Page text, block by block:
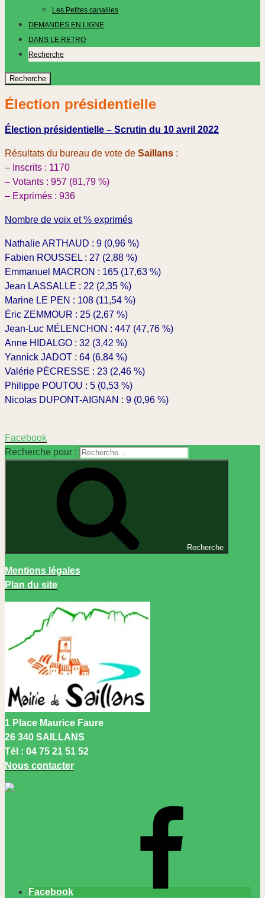
Les Petites canailles
DEMANDES EN LIGNE
DANS LE RETRO
Recherche
Recherche
Élection présidentielle
Élection présidentielle – Scrutin du 10 avril 2022
Résultats du bureau de vote de Saillans :
– Inscrits : 1170
– Votants : 957 (81,79 %)
– Exprimés : 936
Nombre de voix et % exprimés
Nathalie ARTHAUD : 9 (0,96 %)
Fabien ROUSSEL : 27 (2,88 %)
Emmanuel MACRON : 165 (17,63 %)
Jean LASSALLE : 22 (2,35 %)
Marine LE PEN : 108 (11,54 %)
Éric ZEMMOUR : 25 (2,67 %)
Jean-Luc MÉLENCHON : 447 (47,76 %)
Anne HIDALGO : 32 (3,42 %)
Yannick JADOT : 64 (6,84 %)
Valérie PÉCRESSE : 23 (2,46 %)
Philippe POUTOU : 5 (0,53 %)
Nicolas DUPONT-AIGNAN : 9 (0,96 %)
Facebook
Recherche pour :
Recherche
Mentions légales
Plan du site
1 Place Maurice Faure
26 340 SAILLANS
Tél : 04 75 21 51 52
Nous contacter
Facebook